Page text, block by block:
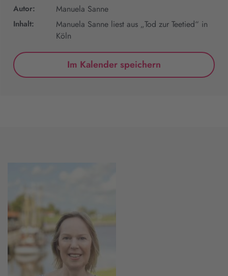
Autor: Manuela Sanne
Inhalt:
Manuela Sanne liest aus „Tod zur Teetied“ in
Köln
Im Kalender speichern